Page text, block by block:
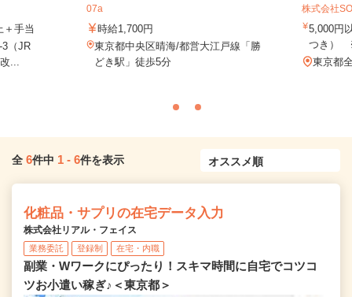
＋手当
3（JR
...
07a
時給1,700円
東京都中央区晴海/都営大江戸線「勝
どき駅」徒歩5分
株式会社
5,000円
つき）
東京都
全 6件中 1 - 6件を表示
化粧品・サプリの在宅データ入力
株式会社リアル・フェイス
業務委託 登録制 在宅・内職
副業・Wワークにぴったり！スキマ時間に自宅でコツコ
ツお小遣い稼ぎ♪＜東京都＞